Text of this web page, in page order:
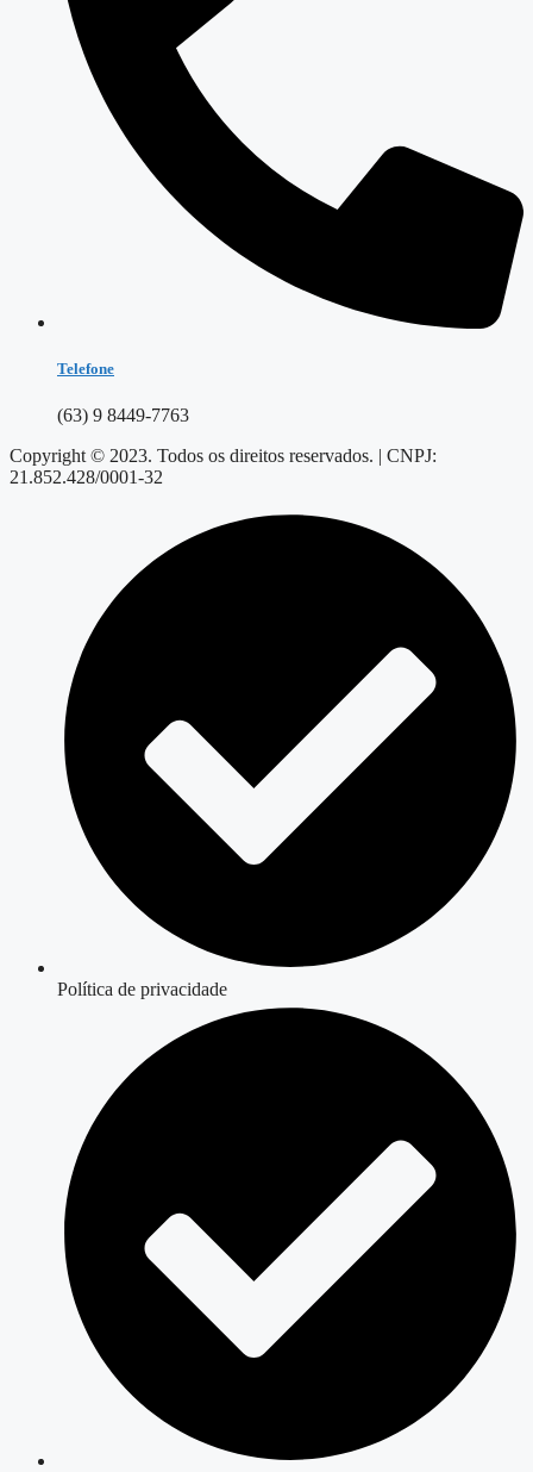
Telefone
(63) 9 8449-7763
Copyright © 2023. Todos os direitos reservados. | CNPJ:
21.852.428/0001-32
Política de privacidade